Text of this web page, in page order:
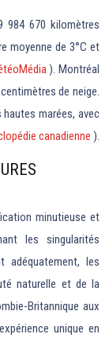
984 670 kilomètres
moyenne de 3°C et
). Montréal
de neige.
marées, avec
canadienne ).
minutieuse et
les singularités
adéquatement, les
naturelle et de la
Britannique aux
unique en